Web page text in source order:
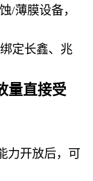
/薄膜设备，
定长鑫、兆
量直接受
力开放后，可